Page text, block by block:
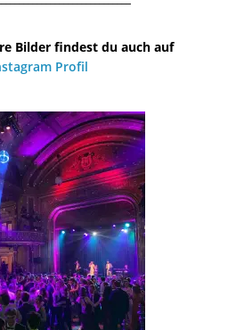
Bilder findest du auch auf
Profil